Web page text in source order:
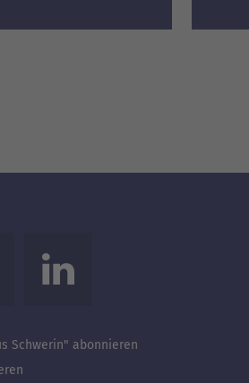
Schwerin" abonnieren